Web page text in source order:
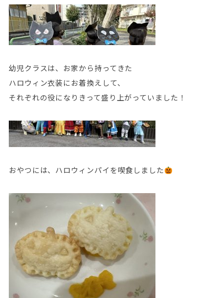
幼児クラスは、お家から持ってきた
ハロウィン衣装にお着換えして、
それぞれの役になりきって盛り上がっていました！
おやつには、ハロウィンパイを喫食しました